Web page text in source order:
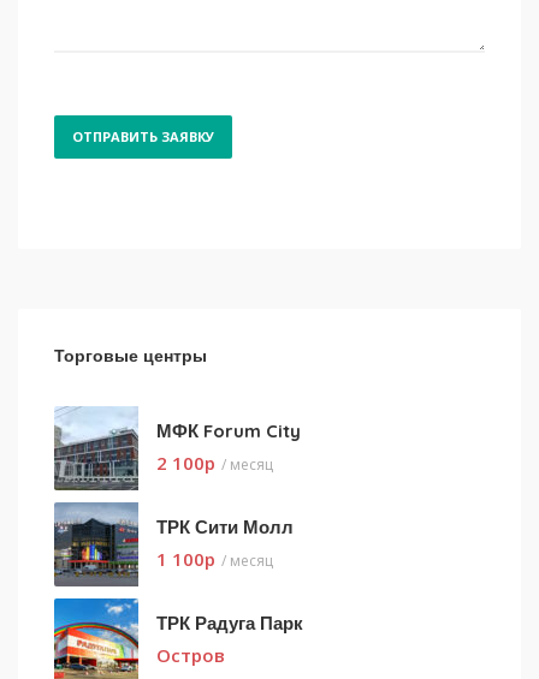
Торговые центры
МФК Forum City
2 100p / месяц
ТРК Сити Молл
1 100p / месяц
ТРК Радуга Парк
Остров